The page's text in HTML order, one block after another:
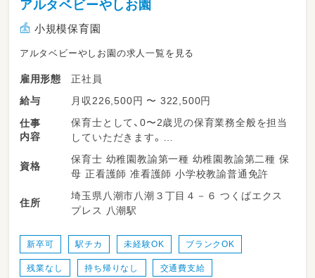
アルタベビーやしお園
小規模保育園
アルタベビーやしお園の求人一覧を見る
雇用形態
正社員
給与
月収226,500円 〜 322,500円
仕事
内容
保育士として、0〜2歳児の保育業務全般を担当
していただきます。
具体的には、子どもたちの生活支援（食事・排泄・
午睡など）や遊び・活動の見守り、発達に応じた
関わりを通じて、安心して過ごせる環境をつく
っていただきます。
また、連絡帳や日誌などの記録業務、年間計画・
月案・週案の作成にも携わっていただきますが、
園長・巡回マネージャー・本社保育士がサポート
資格
保育士 幼稚園教諭第一種 幼稚園教諭第二種 保
母 正看護師 准看護師 小学校教諭普通免許
住所
埼玉県八潮市八潮３丁目４－６ つくばエクス
プレス 八潮駅
新卒可 駅チカ 未経験OK ブランクOK
残業なし 持ち帰りなし 交通費支給